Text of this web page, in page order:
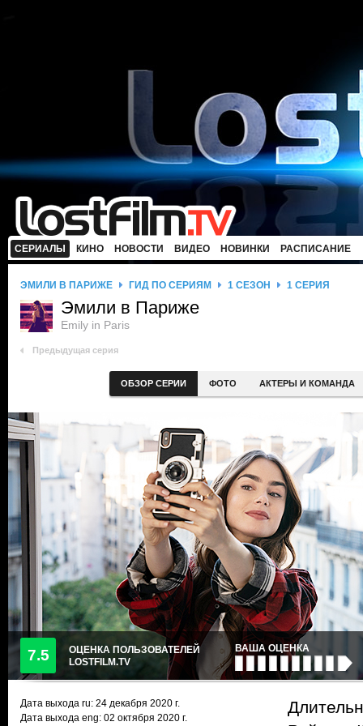
СЕРИАЛЫ КИНО НОВОСТИ ВИДЕО НОВИНКИ РАСПИСАНИЕ
ЭМИЛИ В ПАРИЖЕ ГИД ПО СЕРИЯМ 1 СЕЗОН 1 СЕРИЯ
Эмили в Париже
Emily in Paris
Предыдущая серия
ОБЗОР СЕРИИ ФОТО АКТЕРЫ И КОМАНДА
7.5
ОЦЕНКА ПОЛЬЗОВАТЕЛЕЙ
LOSTFILM.TV
ВАША ОЦЕНКА
Дата выхода ru: 24 декабря 2020 г.
Дата выхода eng: 02 октября 2020 г.